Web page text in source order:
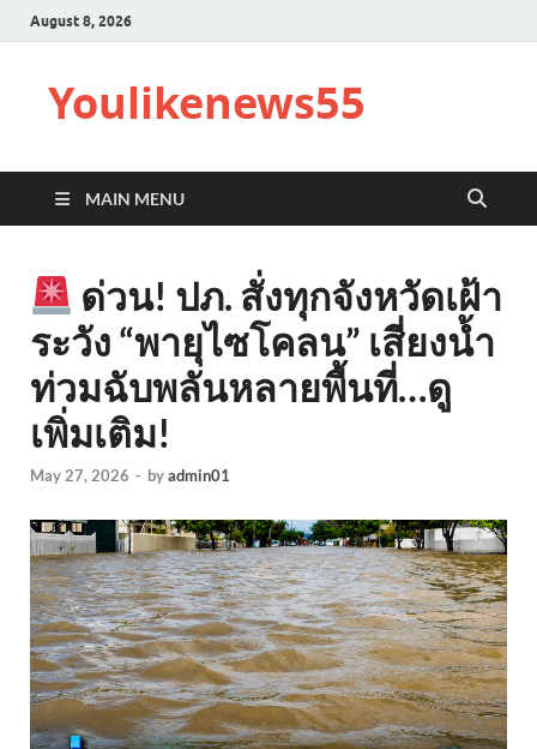
August 8, 2026
Youlikenews55
MAIN MENU
ด่วน! ปภ. สั่งทุกจังหวัดเฝ้า
ระวัง “พายุไซโคลน” เสี่ยงน้ำ
ท่วมฉับพลันหลายพื้นที่…ดู
เพิ่มเติม!
May 27, 2026 - byadmin01